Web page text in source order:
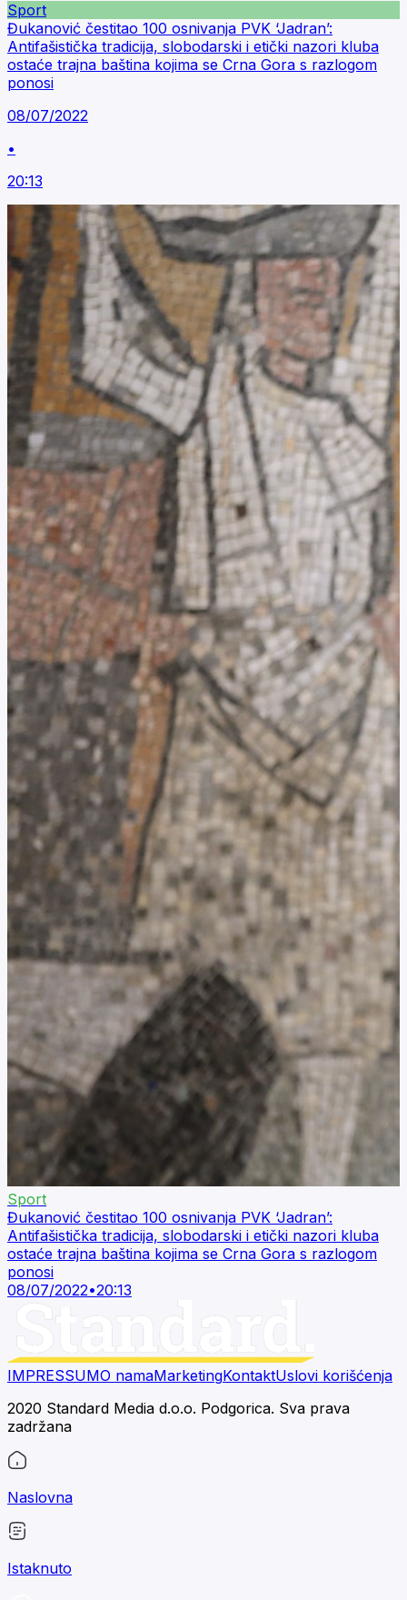
Sport
Đukanović čestitao 100 osnivanja PVK ‘Jadran’:
Antifašistička tradicija, slobodarski i etički nazori kluba
ostaće trajna baština kojima se Crna Gora s razlogom
ponosi
08/07/2022
•
20:13
Sport
Đukanović čestitao 100 osnivanja PVK ‘Jadran’:
Antifašistička tradicija, slobodarski i etički nazori kluba
ostaće trajna baština kojima se Crna Gora s razlogom
ponosi
08/07/2022•20:13
IMPRESSUMO namaMarketingKontaktUslovi korišćenja
2020 Standard Media d.o.o. Podgorica. Sva prava
zadržana
Naslovna
Istaknuto